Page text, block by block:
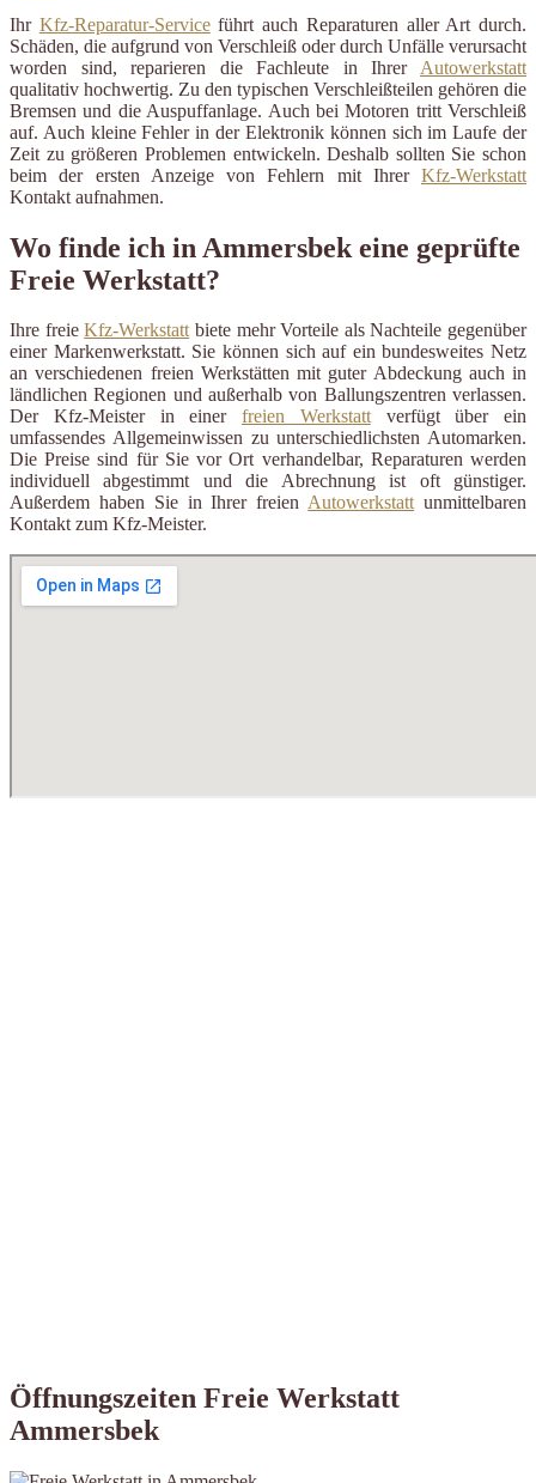
Ihr Kfz-Reparatur-Serviceführt auch Reparaturen aller Art durch.
Schäden, die aufgrund von Verschleiß oder durch Unfälle verursacht
worden sind, reparieren die Fachleute in Ihrer Autowerkstatt
qualitativ hochwertig. Zu den typischen Verschleißteilen gehören die
Bremsen und die Auspuffanlage. Auch bei Motoren tritt Verschleiß
auf. Auch kleine Fehler in der Elektronik können sich im Laufe der
Zeit zu größeren Problemen entwickeln. Deshalb sollten Sie schon
beim der ersten Anzeige von Fehlern mit Ihrer Kfz-Werkstatt
Kontakt aufnahmen.
Wo finde ich in Ammersbek eine geprüfte
Freie Werkstatt?
Ihre freieKfz-Werkstattbiete mehr Vorteile als Nachteile gegenüber
einer Markenwerkstatt. Sie können sich auf ein bundesweites Netz
an verschiedenen freien Werkstätten mit guter Abdeckung auch in
ländlichen Regionen und außerhalb von Ballungszentren verlassen.
Der Kfz-Meister in einer freien Werkstattverfügt über ein
umfassendes Allgemeinwissen zu unterschiedlichsten Automarken.
Die Preise sind für Sie vor Ort verhandelbar, Reparaturen werden
individuell abgestimmt und die Abrechnung ist oft günstiger.
Außerdem haben Sie in Ihrer freienAutowerkstattunmittelbaren
Kontakt zum Kfz-Meister.
Öffnungszeiten Freie Werkstatt
Ammersbek